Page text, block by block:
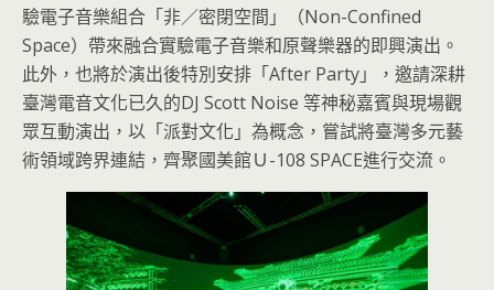
驗電子音樂組合「非／密閉空間」（Non-Confined
Space）帶來融合實驗電子音樂和原聲樂器的即興演出。
此外，也將於演出後特別安排「After Party」，邀請深耕
臺灣電音文化已久的DJ Scott Noise 等神秘嘉賓與現場觀
眾互動演出，以「派對文化」為概念，嘗試將臺灣多元藝
術領域跨界連結，齊聚國美館Ｕ-108 SPACE進行交流。